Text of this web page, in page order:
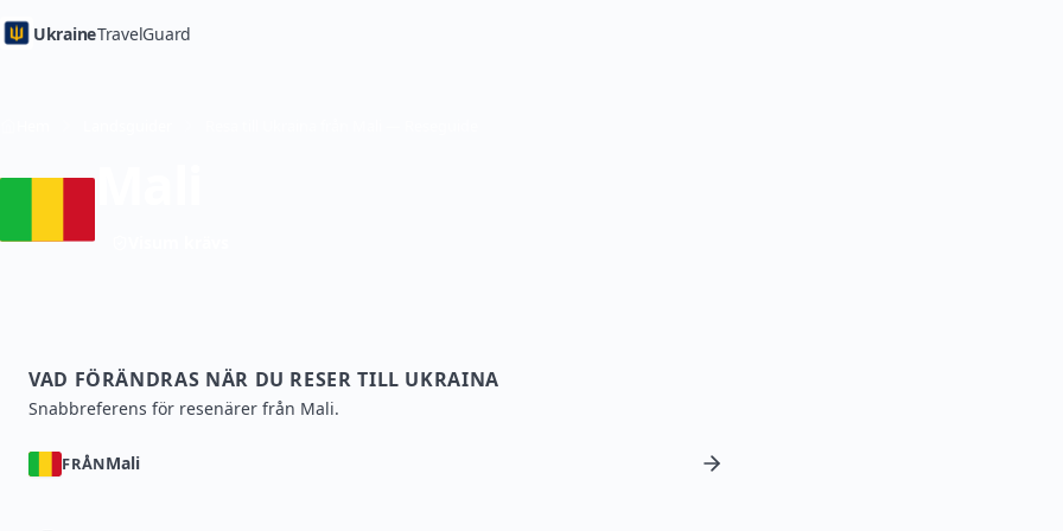
UkraineTravelGuard
VAD FÖRÄNDRAS NÄR DU RESER TILL UKRAINA
Snabbreferens för resenärer från Mali.
FRÅNMali